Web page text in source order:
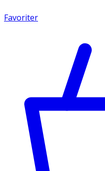
Favoriter